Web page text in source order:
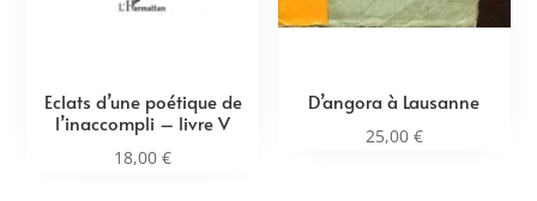
Eclats d’une poétique de
l’inaccompli – livre V
18,00€
D’angora à Lausanne
25,00 €